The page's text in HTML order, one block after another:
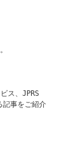
ス、JPRS
記事をご紹介